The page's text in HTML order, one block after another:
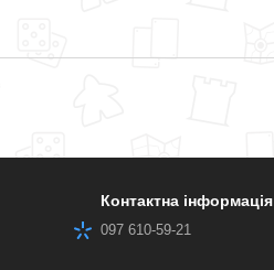
Контактна інформація
097 610-59-21